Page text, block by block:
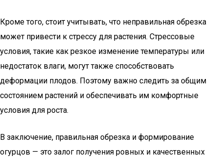
Кроме того, стоит учитывать, что неправильная обрезка
может привести к стрессу для растения. Стрессовые
условия, такие как резкое изменение температуры или
недостаток влаги, могут также способствовать
деформации плодов. Поэтому важно следить за общим
состоянием растений и обеспечивать им комфортные
условия для роста.
В заключение, правильная обрезка и формирование
огурцов — это залог получения ровных и качественных